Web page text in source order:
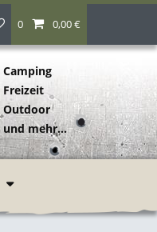
0 0,00 €
Camping
Freizeit
Outdoor
und mehr...